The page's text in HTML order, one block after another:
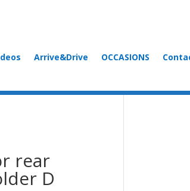
Arrive&Drive OCCASIONS
rear
D